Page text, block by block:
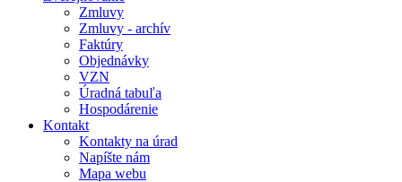
Zmluvy
Zmluvy - archív
Faktúry
Objednávky
VZN
Úradná tabuľa
Hospodárenie
Kontakt
Kontakty na úrad
Napíšte nám
Mapa webu